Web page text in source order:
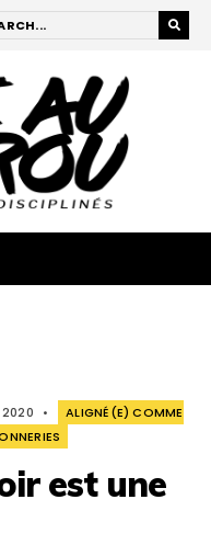
2020 •
ALIGNÉ(E) COMME
est une